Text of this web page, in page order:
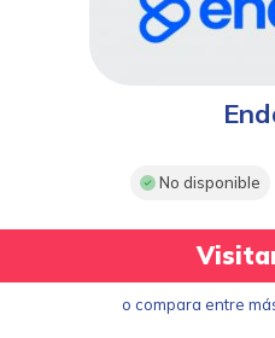
No disponible
o compara entre